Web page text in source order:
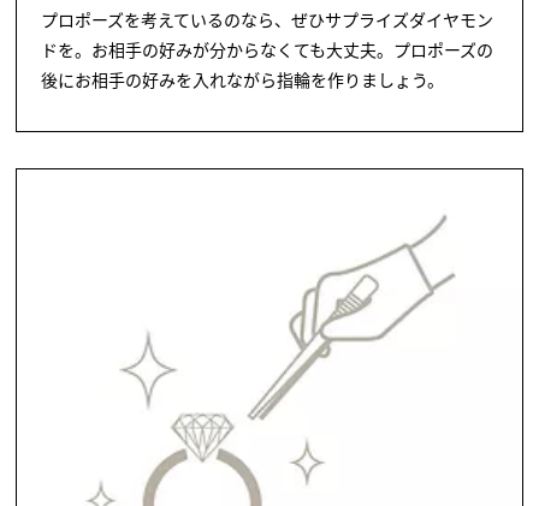
プロポーズを考えているのなら、ぜひサプライズダイヤモン
ドを。お相手の好みが分からなくても大丈夫。プロポーズの
後にお相手の好みを入れながら指輪を作りましょう。